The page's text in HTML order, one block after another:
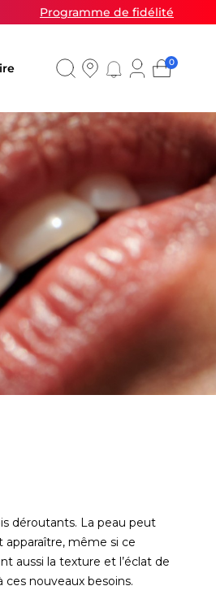
Programme de fidélité
0
déroutants. La peau peut
apparaître, même si ce
aussi la texture et l’éclat de
ces nouveaux besoins.